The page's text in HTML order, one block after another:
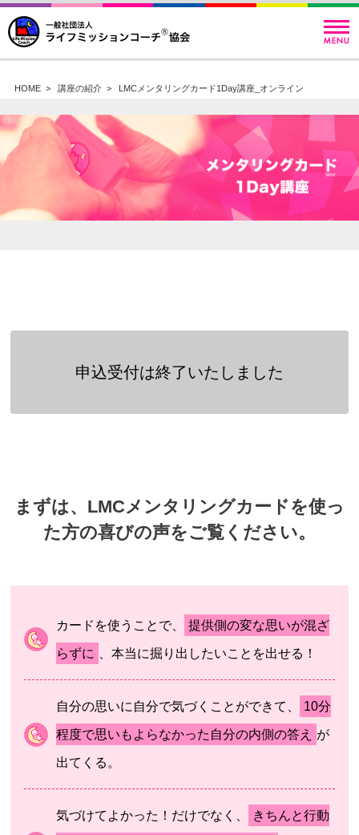
HOME> 講座の紹介> LMCメンタリングカード1Day講座_オンライン
申込受付は終了いたしました
まずは、LMCメンタリングカードを使っ
た方の喜びの声をご覧ください。
カードを使うことで、 提供側の変な思いが混ざ
らずに 、本当に掘り出したいことを出せる！
自分の思いに自分で気づくことができて、 10分
程度で思いもよらなかった自分の内側の答え が
出てくる。
気づけてよかった！だけでなく、 きちんと行動